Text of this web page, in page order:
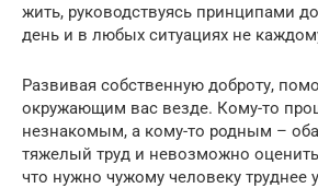
жить, руководствуясь принципами
день и в любых ситуациях не
Развивая собственную доброту,
окружающим вас везде. Кому-то
незнакомым, а кому-то родным –
тяжелый труд и невозможно
что нужно чужому человеку труднее